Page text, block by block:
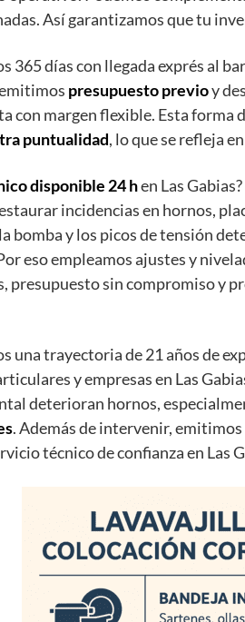
Así garantizamos que tu
365 días con llegada exprés al
presupuesto previoy
con margen flexible. Esta
puntualidad, lo que se refleja
disponible 24 hen Las Gabias?
incidencias en hornos,
bomba y los picos de tensión
eso empleamos ajustes y
presupuesto sin compromiso y
una trayectoria de 21 años de
y empresas en Las
deterioran hornos,
. Además de intervenir,
técnico de confianza en Las